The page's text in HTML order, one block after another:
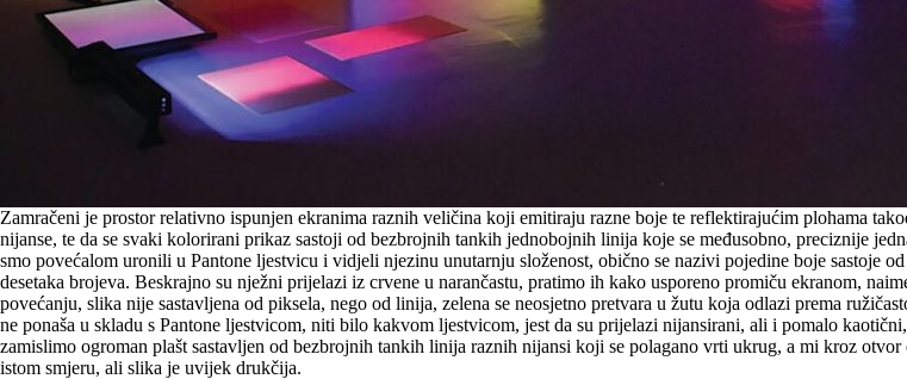
Zamračeni je prostor relativno ispunjen ekranima raznih veličina koji emitiraju razne boje te reflektirajućim plohama
nijanse, te da se svaki kolorirani prikaz sastoji od bezbrojnih tankih jednobojnih linija koje se međusobno, preciznije
smo povećalom uronili u Pantone ljestvicu i vidjeli njezinu unutarnju složenost, obično se nazivi pojedine boje sastoje
desetaka brojeva. Beskrajno su nježni prijelazi iz crvene u narančastu, pratimo ih kako usporeno promiču ekranom,
povećanju, slika nije sastavljena od piksela, nego od linija, zelena se neosjetno pretvara u žutu koja odlazi prema
ne ponaša u skladu s Pantone ljestvicom, niti bilo kakvom ljestvicom, jest da su prijelazi nijansirani, ali i pomalo
zamislimo ogroman plašt sastavljen od bezbrojnih tankih linija raznih nijansi koji se polagano vrti ukrug, a mi kroz
istom smjeru, ali slika je uvijek drukčija.